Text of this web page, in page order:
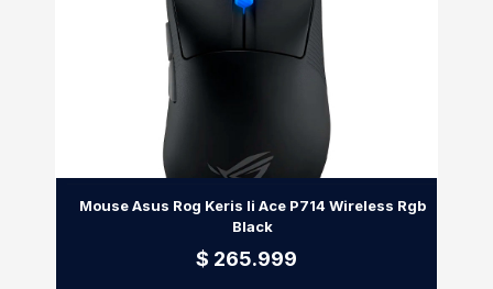
Mouse Asus Rog Keris Ii Ace P714 Wireless Rgb
Black
$ 265.999